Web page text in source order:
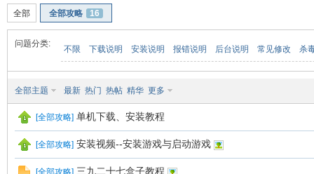
全部 全部攻略 16
问题分类:
不限 下载说明 安装说明 报错说明 后台说明 常见修改 杀
全部主题 最新 热门 热帖 精华 更多
[全部攻略] 单机下载、安装教程
[全部攻略] 安装视频--安装游戏与启动游戏
[全部攻略] 三九二十七盒子教程